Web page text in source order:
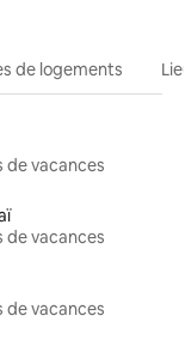
de logements
de vacances
de vacances
de vacances